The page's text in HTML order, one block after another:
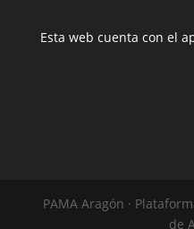
Esta web cuenta con el
PAMA Aragón ·
de